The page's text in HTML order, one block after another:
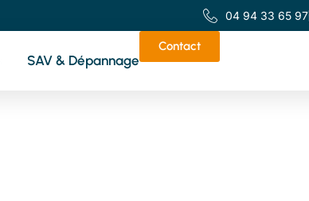
04 94 33 65 97
SAV & Dépannage
Contact